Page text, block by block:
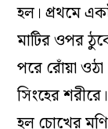
হল। প্রথমে
মাটির ওপর
পরে রোঁয়া
সিংহের
হল চোখের